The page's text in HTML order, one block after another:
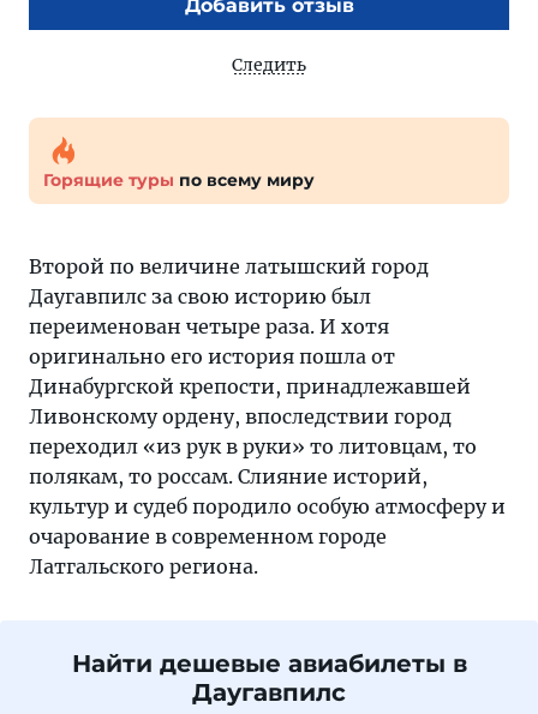
Добавить отзыв
Следить
Горящие туры по всему миру
Второй по величине латышский город
Даугавпилс за свою историю был
переименован четыре раза. И хотя
оригинально его история пошла от
Динабургской крепости, принадлежавшей
Ливонскому ордену, впоследствии город
переходил «из рук в руки» то литовцам, то
полякам, то россам. Слияние историй,
культур и судеб породило особую атмосферу и
очарование в современном городе
Латгальского региона.
Найти дешевые авиабилеты в
Даугавпилс